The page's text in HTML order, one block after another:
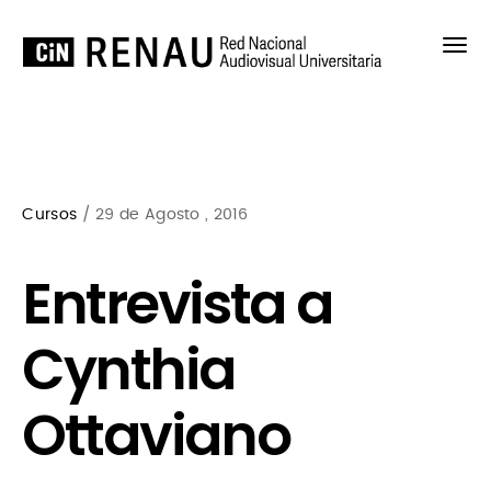
Cursos / 29 de Agosto , 2016
Entrevista a
Cynthia
Ottaviano